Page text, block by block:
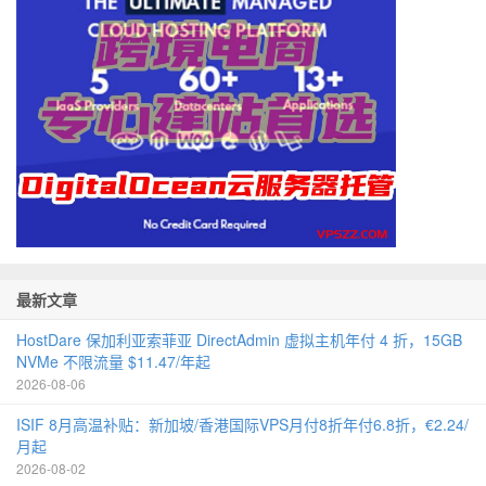
最新文章
HostDare 保加利亚索菲亚 DirectAdmin 虚拟主机年付 4 折，15GB
NVMe 不限流量 $11.47/年起
2026-08-06
ISIF 8月高温补贴：新加坡/香港国际VPS月付8折年付6.8折，€2.24/
月起
2026-08-02